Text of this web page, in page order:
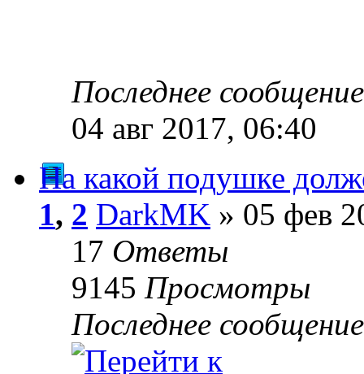
Последнее
04 авг 2017, 06:40
На какой подушке
1, 2 DarkMK » 05 фев
17 Ответы
9145 Просмотры
Последнее